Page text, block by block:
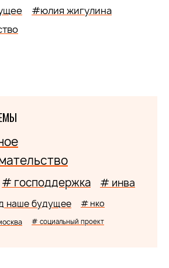
#юлия жигулина
# господдержка # инва
наше будущее # нко
# социальный проект